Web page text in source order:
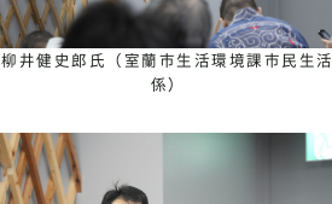
柳井健史郎氏（室蘭市生活環境課市民生活
係）